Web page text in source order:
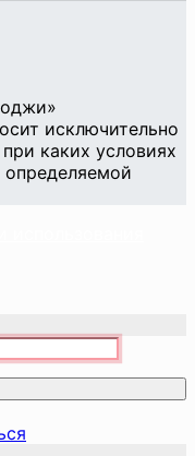
исключительно
каких условиях
определяемой